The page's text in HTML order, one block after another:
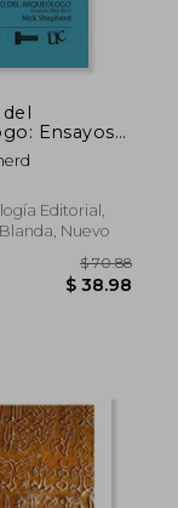
45%
Ensayos
Editorial,
Nuevo